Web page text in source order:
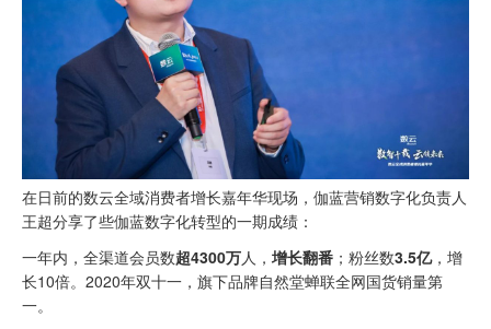
在日前的数云全域消费者增长嘉年华现场，伽蓝营销数字化负责人
王超分享了些伽蓝数字化转型的一期成绩：
一年内，全渠道会员数超4300万人， 增长翻番 ；粉丝数3.5亿，增
长10倍。2020年双十一，旗下品牌自然堂蝉联全网国货销量第
一。